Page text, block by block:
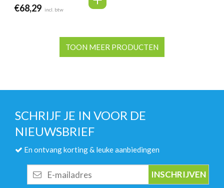
€68,29 incl. btw
TOON MEER PRODUCTEN
SCHRIJF JE IN VOOR DE
NIEUWSBRIEF
En ontvang korting & leuke aanbiedingen
mailadres